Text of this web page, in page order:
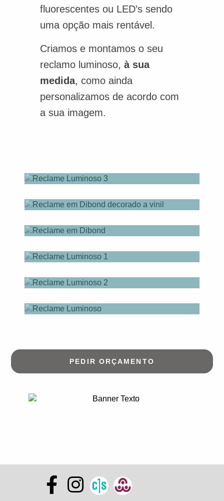
fluorescentes ou LED’s sendo
uma opção mais rentável.
Criamos e montamos o seu
reclamo luminoso, à sua
medida, como ainda
personalizamos de acordo com
a sua imagem.
PEDIR ORÇAMENTO